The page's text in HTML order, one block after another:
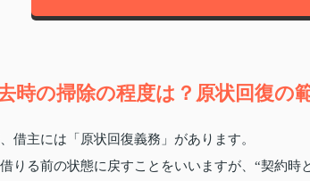
時の掃除の程度は？原状回復の
借主には「原状回復義務」があります。
りる前の状態に戻すことをいいますが、“契約時